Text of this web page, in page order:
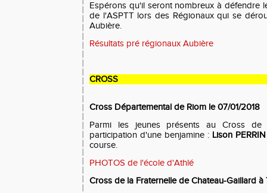
Espérons qu'il seront nombreux à défendre
de l'ASPTT lors des Régionaux qui se
Aubière.
Résultats pré régionaux Aubière
CROSS
Cross Départemental de Riom le 07/01/2018
Parmi les jeunes présents au Cross
participation d'une benjamine :Lison
course.
PHOTOS de l'école d'Athlé
Cross de la Fraternelle de Chateau-Gaillard à